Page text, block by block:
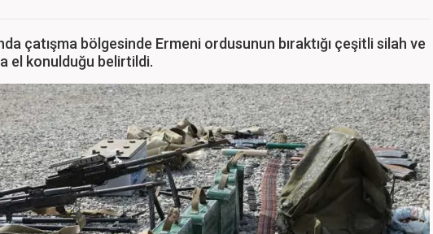
çatışma bölgesinde Ermeni ordusunun bıraktığı çeşitli silah ve
el konulduğu belirtildi.